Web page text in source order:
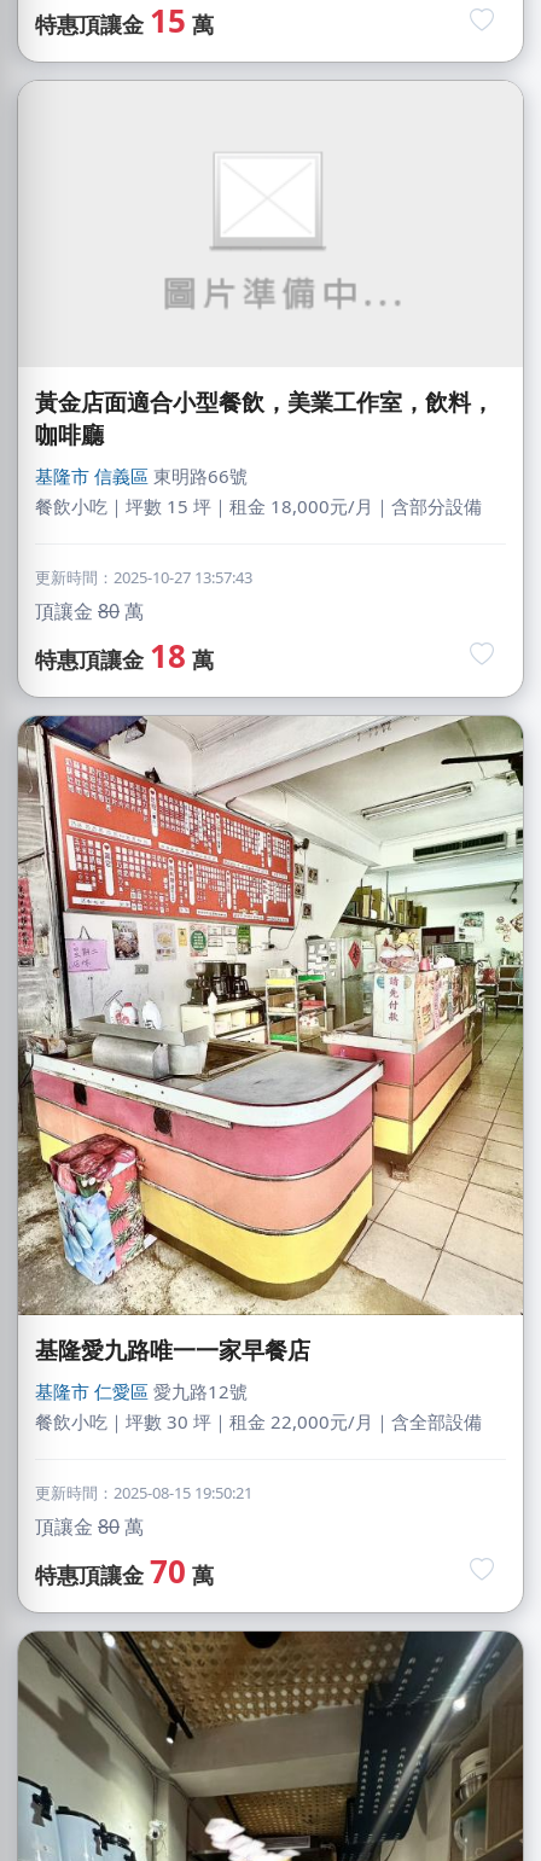
特惠頂讓金 15 萬
黃金店面適合小型餐飲，美業工作室，飲料，
咖啡廳
基隆市 信義區 東明路66號
餐飲小吃｜坪數 15 坪｜租金 18,000元/月｜含部分設備
更新時間：2025-10-27 13:57:43
頂讓金 80萬
特惠頂讓金 18 萬
基隆愛九路唯一一家早餐店
基隆市 仁愛區 愛九路12號
餐飲小吃｜坪數 30 坪｜租金 22,000元/月｜含全部設備
更新時間：2025-08-15 19:50:21
頂讓金 80萬
特惠頂讓金 70 萬